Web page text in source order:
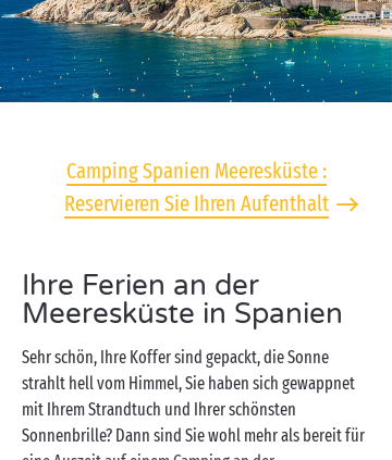
Camping Spanien Meeresküste :
Reservieren Sie Ihren Aufenthalt
Ihre Ferien an der
Meeresküste in Spanien
Sehr schön, Ihre Koffer sind gepackt, die Sonne
strahlt hell vom Himmel, Sie haben sich gewappnet
mit Ihrem Strandtuch und Ihrer schönsten
Sonnenbrille? Dann sind Sie wohl mehr als bereit für